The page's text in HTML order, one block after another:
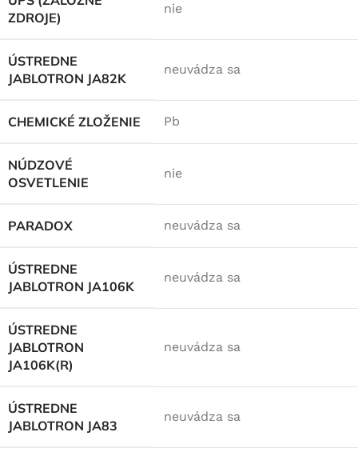
ZDROJE)
nie
ÚSTREDNE
JABLOTRON JA82K
neuvádza sa
CHEMICKÉ ZLOŽENIE Pb
NÚDZOVÉ
OSVETLENIE
nie
PARADOX neuvádza sa
ÚSTREDNE
JABLOTRON JA106K
neuvádza sa
ÚSTREDNE
JABLOTRON
JA106K(R)
neuvádza sa
ÚSTREDNE
JABLOTRON JA83
neuvádza sa